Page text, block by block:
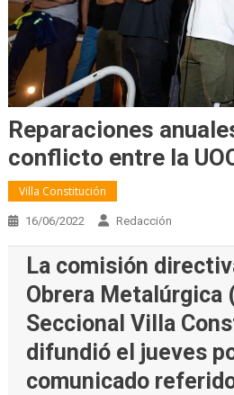
Reparaciones
conflicto entre la
Villa Constitución
16/06/2022 Redacción
La comisión
Obrera Metalúrgica
Seccional Villa
difundió el jueves
comunicado